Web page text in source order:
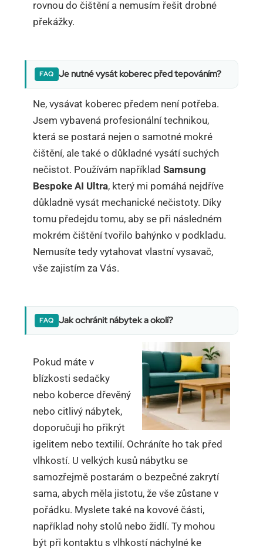
rovnou do čištění a nemusím řešit drobné
překážky.
Je nutné vysát koberec před tepováním?
Ne, vysávat koberec předem není potřeba.
Jsem vybavená profesionální technikou,
která se postará nejen o samotné mokré
čištění, ale také o důkladné vysátí suchých
nečistot. Používám napříkladSamsung
Bespoke AI Ultra, který mi pomáhá nejdříve
důkladně vysát mechanické nečistoty. Díky
tomu předejdu tomu, aby se při následném
mokrém čištění tvořilo bahýnko v podkladu.
Nemusíte tedy vytahovat vlastní vysavač,
vše zajistím za Vás.
Jak ochránit nábytek a okolí?
Pokud máte v
blízkosti sedačky
nebo koberce dřevěný
nebo citlivý nábytek,
doporučuji ho přikrýt
igelitem nebo textilií. Ochráníte ho tak před
vlhkostí. U velkých kusů nábytku se
samozřejmě postarám o bezpečné zakrytí
sama, abych měla jistotu, že vše zůstane v
pořádku. Myslete také na kovové části,
například nohy stolů nebo židlí. Ty mohou
být při kontaktu s vlhkostí náchylné ke